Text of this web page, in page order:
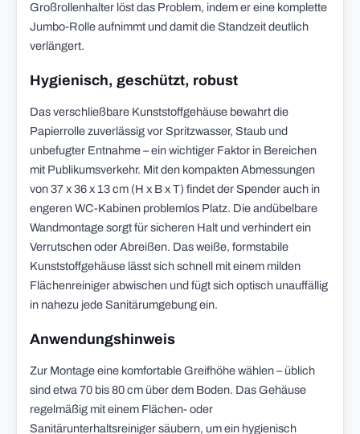
Großrollenhalter löst das Problem, indem er eine komplette
Jumbo-Rolle aufnimmt und damit die Standzeit deutlich
verlängert.
Hygienisch, geschützt, robust
Das verschließbare Kunststoffgehäuse bewahrt die
Papierrolle zuverlässig vor Spritzwasser, Staub und
unbefugter Entnahme – ein wichtiger Faktor in Bereichen
mit Publikumsverkehr. Mit den kompakten Abmessungen
von 37 x 36 x 13 cm (H x B x T) findet der Spender auch in
engeren WC-Kabinen problemlos Platz. Die andübelbare
Wandmontage sorgt für sicheren Halt und verhindert ein
Verrutschen oder Abreißen. Das weiße, formstabile
Kunststoffgehäuse lässt sich schnell mit einem milden
Flächenreiniger abwischen und fügt sich optisch unauffällig
in nahezu jede Sanitärumgebung ein.
Anwendungshinweis
Zur Montage eine komfortable Greifhöhe wählen – üblich
sind etwa 70 bis 80 cm über dem Boden. Das Gehäuse
regelmäßig mit einem Flächen- oder
Sanitärunterhaltsreiniger säubern, um ein hygienisch